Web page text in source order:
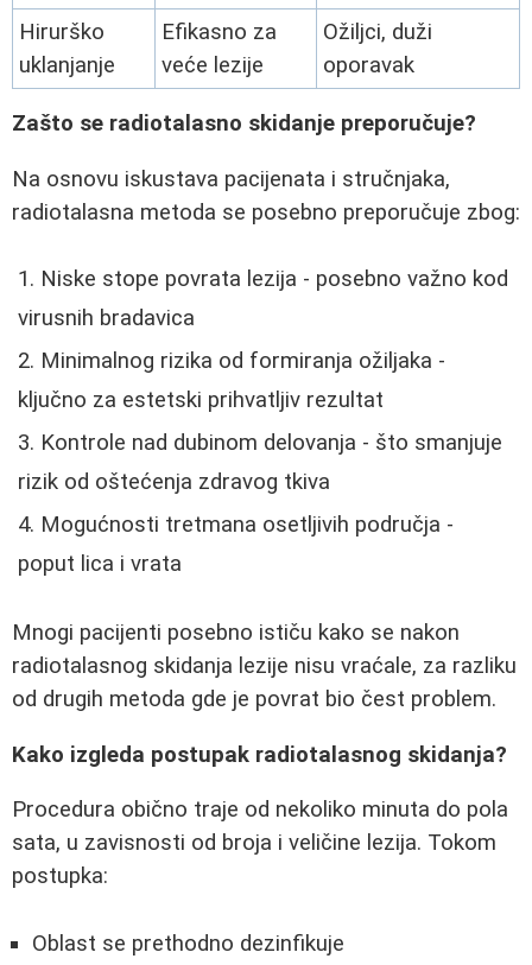
Hirurško
uklanjanje
Efikasno za
veće lezije
Ožiljci, duži
oporavak
Zašto se radiotalasno skidanje preporučuje?
Na osnovu iskustava pacijenata i stručnjaka,
radiotalasna metoda se posebno preporučuje zbog:
Niske stope povrata lezija - posebno važno kod
virusnih bradavica
Minimalnog rizika od formiranja ožiljaka -
ključno za estetski prihvatljiv rezultat
Kontrole nad dubinom delovanja - što smanjuje
rizik od oštećenja zdravog tkiva
Mogućnosti tretmana osetljivih područja -
poput lica i vrata
Mnogi pacijenti posebno ističu kako se nakon
radiotalasnog skidanja lezije nisu vraćale, za razliku
od drugih metoda gde je povrat bio čest problem.
Kako izgleda postupak radiotalasnog skidanja?
Procedura obično traje od nekoliko minuta do pola
sata, u zavisnosti od broja i veličine lezija. Tokom
postupka:
Oblast se prethodno dezinfikuje